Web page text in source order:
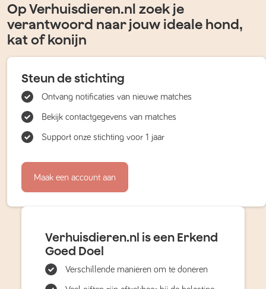
Op Verhuisdieren.nl zoek je
verantwoord naar jouw ideale hond,
kat of konijn
Steun de stichting
Ontvang notificaties van nieuwe matches
Bekijk contactgegevens van matches
Support onze stichting voor 1 jaar
Maak een account aan
Verhuisdieren.nl is een Erkend
Goed Doel
Verschillende manieren om te doneren